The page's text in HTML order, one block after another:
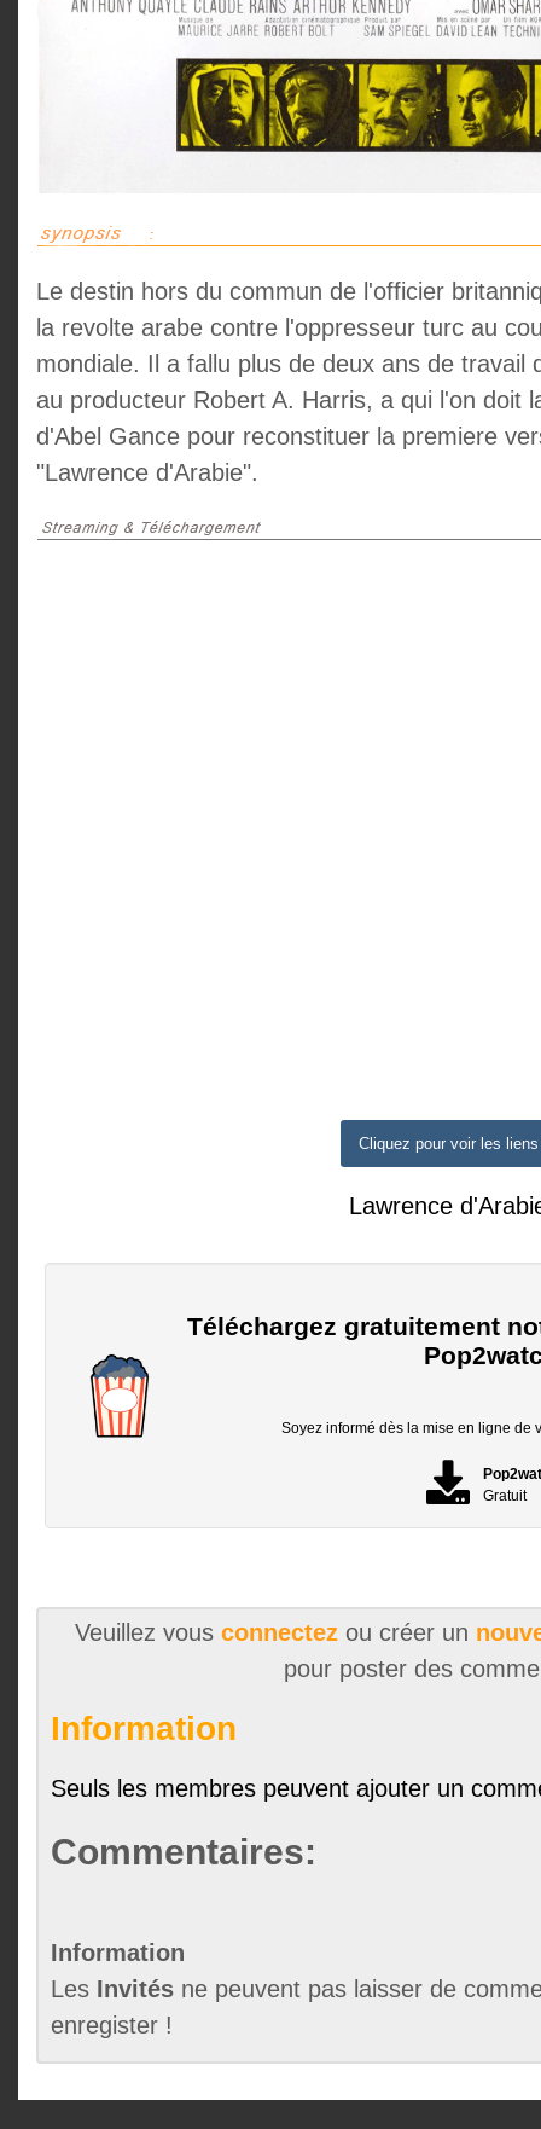
Le destin hors du commun de l'officier
la revolte arabe contre l'oppresseur turc au
mondiale. Il a fallu plus de deux ans de travail
au producteur Robert A. Harris, a qui l'on doit
d'Abel Gance pour reconstituer la premiere
"Lawrence d'Arabie".
Cliquez pour voir les liens
Lawrence
Téléchargez gratuitement
Soyez informé dès la mise en ligne de
Gratuit
Veuillez vous connectezou créer un
pour poster des
Information
Seuls les membres peuvent ajouter un
Commentaires:
Information
Les Invités ne peuvent pas laisser de
enregister !